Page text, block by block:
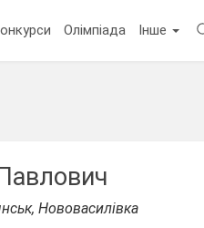
Олімпіада Інше
Нововасилівка